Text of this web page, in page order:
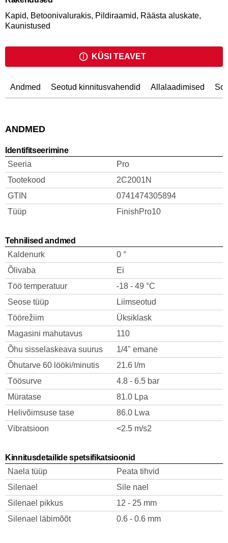
Kapid, Betoonivalurakis, Pildiraamid, Räästa aluskate,
Kaunistused
KÜSI TEAVET
Andmed Seotud kinnitusvahendid Allalaadimised
ANDMED
Identifitseerimine
Seeria
Pro
Tootekood
2C2001N
GTIN
0741474305894
Tüüp
FinishPro10
Tehnilised andmed
Kaldenurk
0 °
Õlivaba
Ei
Töö temperatuur
-18 - 49 °C
Seose tüüp
Liimseotud
Töörežiim
Üksiklask
Magasini mahutavus
110
Õhu sisselaskeava suurus
1/4" emane
Õhutarve 60 lööki/minutis
21.6 l/m
Töösurve
4.8 - 6.5 bar
Müratase
81.0 Lpa
Helivõimsuse tase
86.0 Lwa
Vibratsioon
<2.5 m/s2
Kinnitusdetailide spetsifikatsioonid
Naela tüüp
Peata tihvid
Silenael
Sile nael
Silenael pikkus
12 - 25 mm
Silenael läbimõõt
0.6 - 0.6 mm